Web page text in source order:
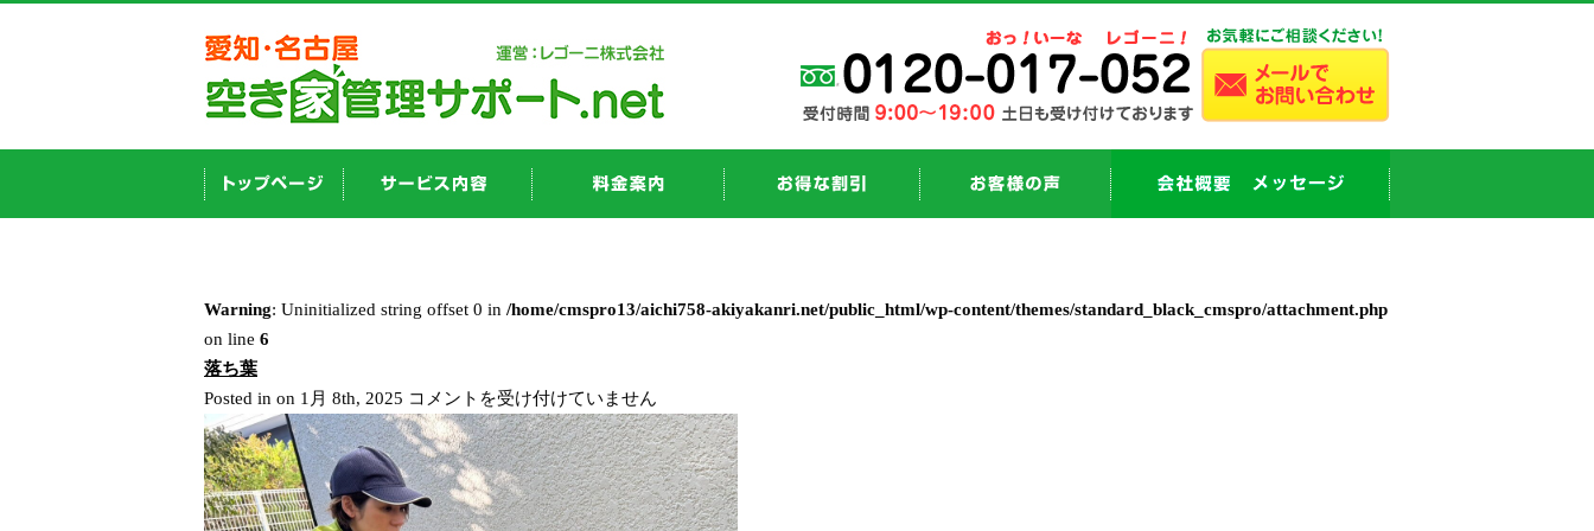
Warning: Uninitialized string offset 0 in /home/cmspro13/aichi758-akiyakanri.net/public_html/wp-content/themes/standard_black_cmspro/attachment.php
on line 6
落ち葉
Posted in on 1月 8th, 2025 落
ち
葉
は
コメントを受け付けていません